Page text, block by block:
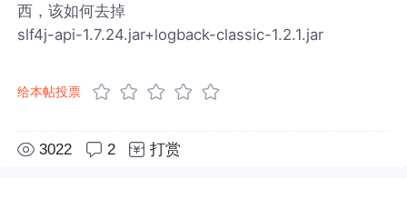
西，该如何去掉
slf4j-api-1.7.24.jar+logback-classic-1.2.1.jar
给本帖投票
3022 2 打赏